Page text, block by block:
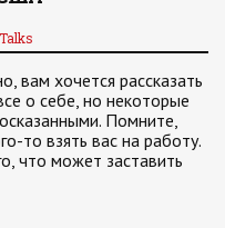
вам хочется рассказать
о себе, но некоторые
Помните,
то взять вас на работу.
что может заставить